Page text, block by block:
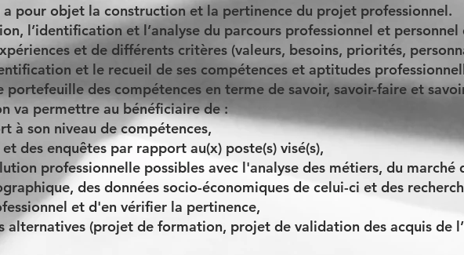
a pour objet la construction et la pertinence du projet professionnel.
l’identification et l’analyse du parcours professionnel et
et de différents critères (valeurs, besoins, priorités,
et le recueil de ses compétences et aptitudes
portefeuille des compétences en terme de savoir, savoir-faire et
va permettre au bénéficiaire de :
à son niveau de compétences,
des enquêtes par rapport au(x) poste(s) visé(s),
professionnelle possibles avec l'analyse des métiers, du marché
des données socio-économiques de celui-ci et des
et d'en vérifier la pertinence,
alternatives (projet de formation, projet de validation des acquis de